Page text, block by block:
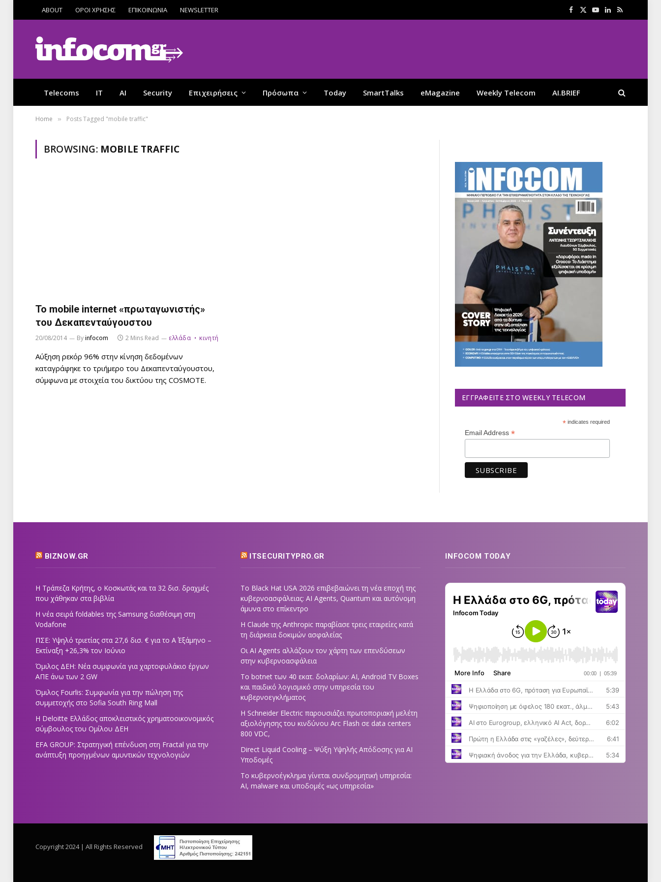
ABOUT ΟΡΟΙ ΧΡΗΣΗΣ ΕΠΙΚΟΙΝΩΝΙΑ NEWSLETTER Facebook
X
YouTube
LinkedIn
RSS
Telecoms IT AI Security Επιχειρήσεις Πρόσωπα Today SmartTalks eMagazine Weekly Telecom AI.BRIEF
Home » Posts Tagged "mobile traffic"
BROWSING: MOBILE TRAFFIC
Το mobile internet «πρωταγωνιστής»
του Δεκαπενταύγουστου
20/08/2014 Byinfocom 2 Mins Read ελλάδα κινητή
Αύξηση ρεκόρ 96% στην κίνηση δεδομένων
καταγράφηκε το τριήμερο του Δεκαπενταύγουστου,
σύμφωνα με στοιχεία του δικτύου της COSMOTE.
ΕΓΓΡΑΦΕΊΤΕ ΣΤΟ WEEKLY TELECOM
*indicates required
Email Address *
BIZNOW.GR
Η Τράπεζα Κρήτης, ο Κοσκωτάς και τα 32 δισ. δραχμές
που χάθηκαν στα βιβλία
Η νέα σειρά foldables της Samsung διαθέσιμη στη
Vodafone
ΠΣΕ: Υψηλό τριετίας στα 27,6 δισ. € για το Α΄ Εξάμηνο –
Εκτίναξη +26,3% τον Ιούνιο
Όμιλος ΔΕΗ: Νέα συμφωνία για χαρτοφυλάκιο έργων
ΑΠΕ άνω των 2 GW
Όμιλος Fourlis: Συμφωνία για την πώληση της
συμμετοχής στο Sofia South Ring Mall
Η Deloitte Ελλάδος αποκλειστικός χρηματοοικονομικός
σύμβουλος του Ομίλου ΔΕΗ
EFA GROUP: Στρατηγική επένδυση στη Fractal για την
ανάπτυξη προηγμένων αμυντικών τεχνολογιών
ITSECURITYPRO.GR
Το Black Hat USA 2026 επιβεβαιώνει τη νέα εποχή της
κυβερνοασφάλειας: AI Agents, Quantum και αυτόνομη
άμυνα στο επίκεντρο
Η Claude της Anthropic παραβίασε τρεις εταιρείες κατά
τη διάρκεια δοκιμών ασφαλείας
Οι AI Agents αλλάζουν τον χάρτη των επενδύσεων
στην κυβερνοασφάλεια
Το botnet των 40 εκατ. δολαρίων: AI, Android TV Boxes
και παιδικό λογισμικό στην υπηρεσία του
κυβερνοεγκλήματος
Η Schneider Electric παρουσιάζει πρωτοποριακή μελέτη
αξιολόγησης του κινδύνου Arc Flash σε data centers
800 VDC,
Direct Liquid Cooling – Ψύξη Υψηλής Απόδοσης για AI
Υποδομές
Το κυβερνοέγκλημα γίνεται συνδρομητική υπηρεσία:
AI, malware και υποδομές «ως υπηρεσία»
INFOCOM TODAY
Copyright 2024 | All Rights Reserved